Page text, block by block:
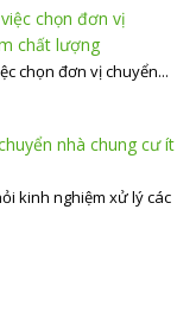
chọn đơn vị
chất lượng
chọn đơn vị chuyển...
nhà chung cư ít
kinh nghiệm xử lý các